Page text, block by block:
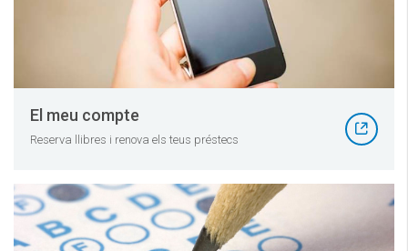
El meu compte
Reserva llibres i renova els teus préstecs